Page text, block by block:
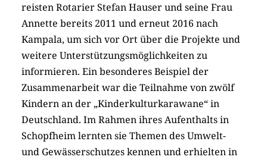
reisten Rotarier Stefan Hauser und seine Frau
Annette bereits 2011 und erneut 2016 nach
Kampala, um sich vor Ort über die Projekte und
weitere Unterstützungsmöglichkeiten zu
informieren. Ein besonderes Beispiel der
Zusammenarbeit war die Teilnahme von zwölf
Kindern an der „Kinderkulturkarawane“ in
Deutschland. Im Rahmen ihres Aufenthalts in
Schopfheim lernten sie Themen des Umwelt-
und Gewässerschutzes kennen und erhielten in